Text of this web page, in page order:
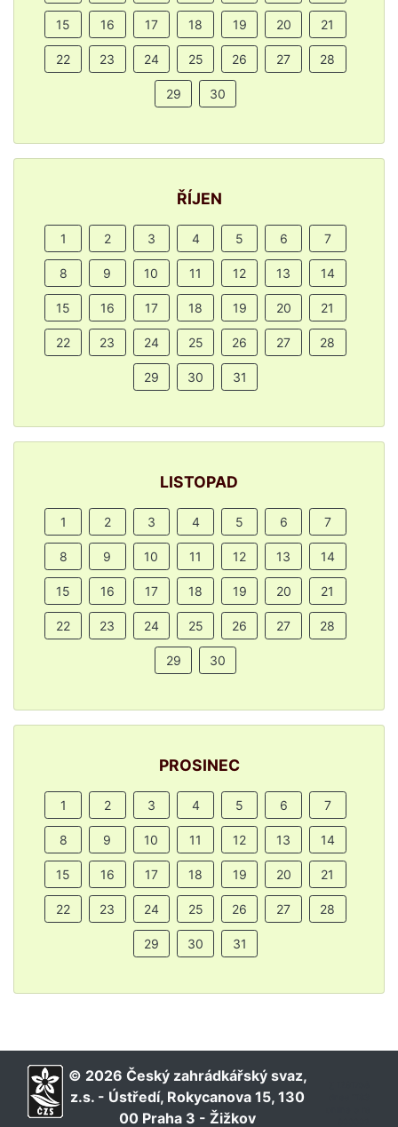
15 16 17 18 19 20 21
22 23 24 25 26 27 28
29 30
ŘÍJEN
1 2 3 4 5 6 7
8 9 10 11 12 13 14
15 16 17 18 19 20 21
22 23 24 25 26 27 28
29 30 31
LISTOPAD
1 2 3 4 5 6 7
8 9 10 11 12 13 14
15 16 17 18 19 20 21
22 23 24 25 26 27 28
29 30
PROSINEC
1 2 3 4 5 6 7
8 9 10 11 12 13 14
15 16 17 18 19 20 21
22 23 24 25 26 27 28
29 30 31
© 2026 Český zahrádkářský svaz,
z.s. - Ústředí, Rokycanova 15, 130
00 Praha 3 - Žižkov